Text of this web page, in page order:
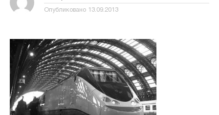
Опубликовано 13.09.2013